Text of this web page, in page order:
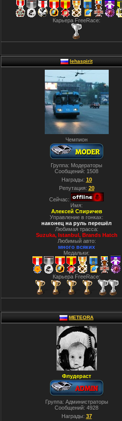
Карьера FreeRace:
lehaspirit
Чемпион
Группа: Модераторы
Сообщений: 1508
Награды: 10
Репутация: 20
Сейчас:
Имя:
Алексей Спиричев
Управление в гонках:
наконец на руль перешёл
Любимая трасса:
Suzuka, Istanbul, Вrands Hatch
Любимый авто:
много всяких
Медальки:
Карьера FreeRace:
METEORA
Флудераст
Группа: Администраторы
Сообщений: 4928
Награды: 37